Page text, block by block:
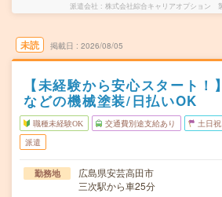
派遣会社 株式会社綜合キャリアオプション
未読 掲載日 2026/08/05
【未経験から安心スタート！
などの機械塗装/日払いOK
職種未経験OK 交通費別途支給あり 土日
派遣
勤務地
広島県安芸高田市
三次駅から車25分